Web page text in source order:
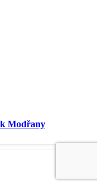
Modřany